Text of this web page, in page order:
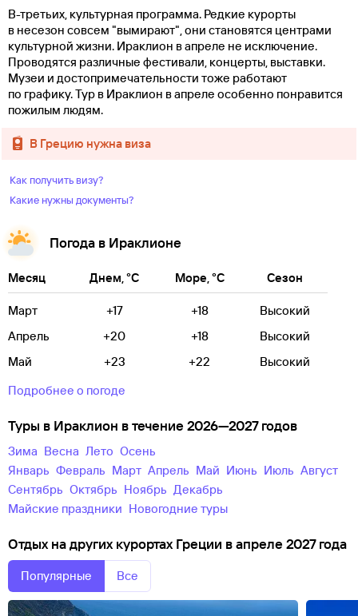
В-третьих, культурная программа. Редкие курорты
в несезон совсем "вымирают", они становятся центрами
культурной жизни. Ираклион в апреле не исключение.
Проводятся различные фестивали, концерты, выставки.
Музеи и достопримечательности тоже работают
по графику. Тур в Ираклион в апреле особенно понравится
пожилым людям.
в Грецию нужна виза
Как получить визу?
Какие нужны документы?
Погода в Ираклионе
Месяц Днем, °C Море, °C Сезон
Март +17 +18
Высокий
Апрель
+20 +18
Высокий
Май
+23 +22
Высокий
Подробнее о погоде
Туры в Ираклион в течение 2026—2027 годов
зима весна лето
осень
Январь
Февраль Март Апрель Май Июнь Июль
Август
Сентябрь
Октябрь Ноябрь
Декабрь
майские праздники
новогодние туры
Отдых на других курортах Греции в апреле 2027 года
Популярные Все